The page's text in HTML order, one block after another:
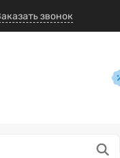
звонок